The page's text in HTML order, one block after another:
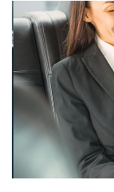
Online
buchung
Chauffeur
Services
Airport